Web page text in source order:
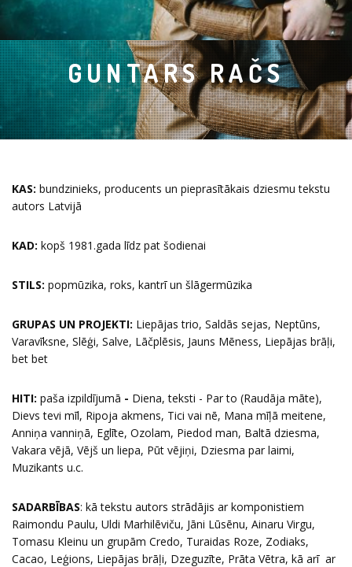
GUNTARS RAČS
KAS: bundzinieks, producents un pieprasītākais dziesmu tekstu
autors Latvijā
KAD: kopš 1981.gada līdz pat šodienai
STILS: popmūzika, roks, kantrī un šlāgermūzika
GRUPAS UN PROJEKTI: Liepājas trio, Saldās sejas, Neptūns,
Varavīksne, Slēģi, Salve, Lāčplēsis, Jauns Mēness, Liepājas brāļi,
bet bet
HITI: paša izpildījumā - Diena, teksti - Par to (Raudāja māte),
Dievs tevi mīl, Ripoja akmens, Tici vai nē, Mana mīļā meitene,
Anniņa vanniņā, Eglīte, Ozolam, Piedod man, Baltā dziesma,
Vakara vējā, Vējš un liepa, Pūt vējiņi, Dziesma par laimi,
Muzikants u.c.
SADARBĪBAS: kā tekstu autors strādājis ar komponistiem
Raimondu Paulu, Uldi Marhilēviču, Jāni Lūsēnu, Ainaru Virgu,
Tomasu Kleinu un grupām Credo, Turaidas Roze, Zodiaks,
Cacao, Leģions, Liepājas brāļi, Dzeguzīte, Prāta Vētra, kā arī ar